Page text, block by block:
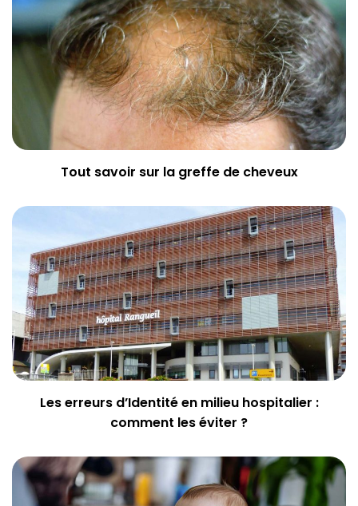
Tout savoir sur la greffe de cheveux
Les erreurs d’Identité en milieu hospitalier :
comment les éviter ?